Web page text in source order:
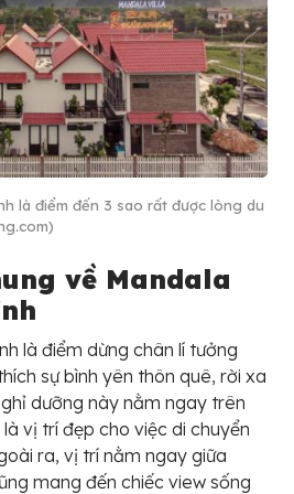
là điểm đến 3 sao rất được lòng du
về Mandala
là điểm dừng chân lí tưởng
sự bình yên thôn quê, rời xa
dưỡng này nằm ngay trên
vị trí đẹp cho việc di chuyển
ra, vị trí nằm ngay giữa
mang đến chiếc view sống